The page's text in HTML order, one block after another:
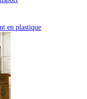
en plastique